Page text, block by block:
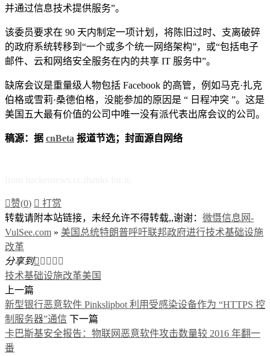
并通过信息技术提供服务”。
该委员要求在 90 天内制定一项计划，将陈旧过时、支离破碎
的政府系统转移到“一个或多个统一网络架构”，或“包括电子
邮件、云和网络安全服务在内的共享 IT 服务中”。
缺席会议是重量级人物包括 Facebook 的高管，例如马克·扎克
伯格或雪莉·桑德伯格，没能参加的原因是 “ 日程冲突 ”。这是
美国五大最有价值的公司中唯一没有派代表出席会议的公司。
稿源：据 cnBeta 报道节选；封面源自网络
赞(0)  打赏
转载请附本站链接，未经允许不得转载,,谢谢： 微慑信息网-
VulSee.com » 美国总统特朗普呼吁联邦政府进行技术基础设施
改革
分享到    
技术基础设施改革美国
上一篇
新型银行恶意软件 Pinkslipbot 利用受感染设备作为 “HTTPS 控
制服务器”通信 下一篇
卡巴斯基安全报告：物联网恶意软件攻击数量较 2016 年翻一
番